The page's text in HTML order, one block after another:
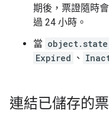
期後，票證隨時
過 24 小時。
當 object.state
Expired 、
連結已儲存的